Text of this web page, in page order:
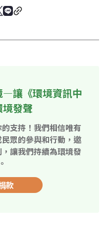
—讓《環境資訊中
發聲
支持！我們相信唯有
眾的參與和行動，邀
讓我們持續為環境發
款